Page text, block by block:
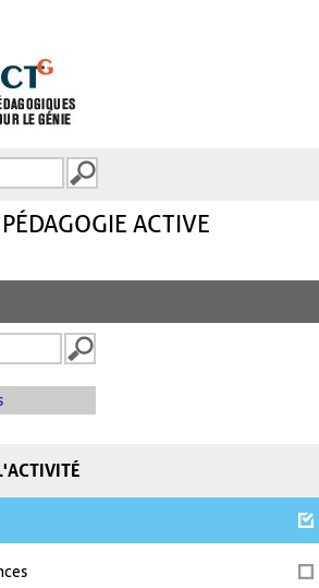
ACTIVE